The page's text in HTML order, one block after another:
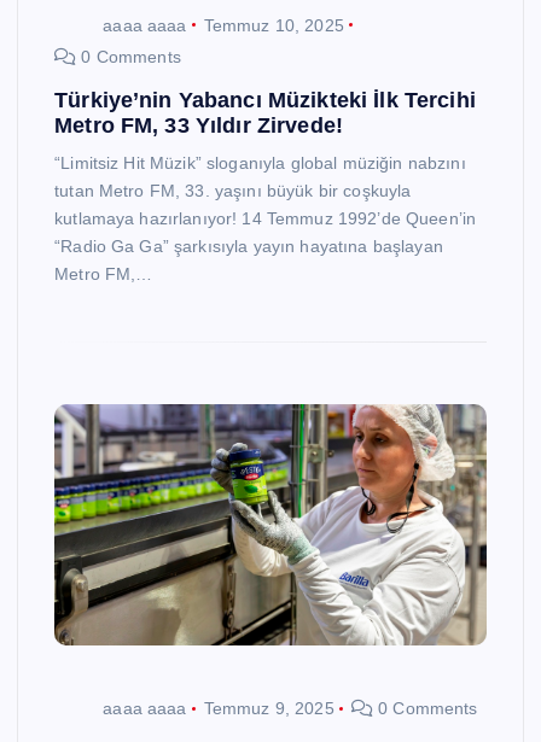
aaaa aaaa
Temmuz 10, 2025
0 Comments
Türkiye’nin Yabancı Müzikteki İlk Tercihi
Metro FM, 33 Yıldır Zirvede!
“Limitsiz Hit Müzik” sloganıyla global müziğin nabzını
tutan Metro FM, 33. yaşını büyük bir coşkuyla
kutlamaya hazırlanıyor! 14 Temmuz 1992’de Queen’in
“Radio Ga Ga” şarkısıyla yayın hayatına başlayan
Metro FM,…
aaaa aaaa Temmuz 9, 2025 0 Comments